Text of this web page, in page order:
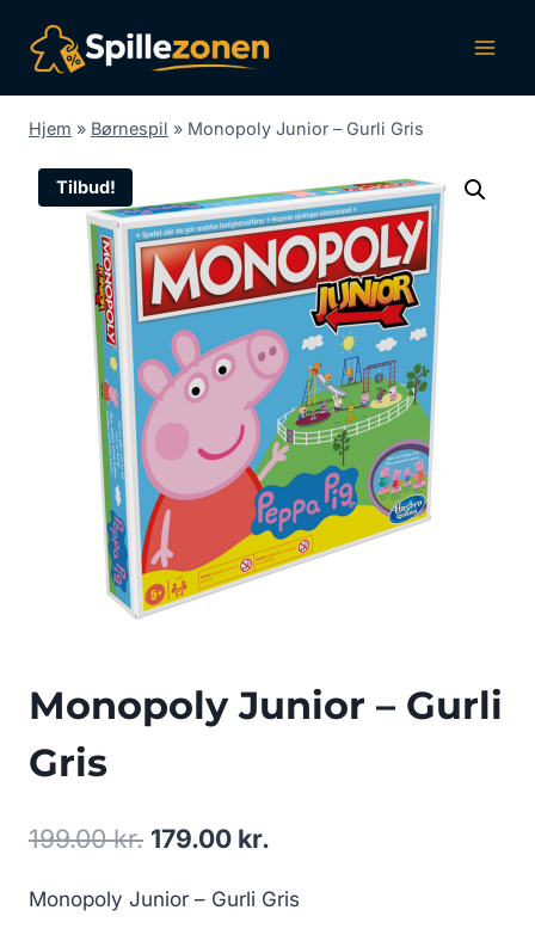
indhold
Hjem » Børnespil » Monopoly Junior – Gurli Gris
Tilbud!
Monopoly Junior – Gurli
Gris
199.00kr. Den
pris
179.00 kr.
pris
Monopoly Junior – Gurli Gris